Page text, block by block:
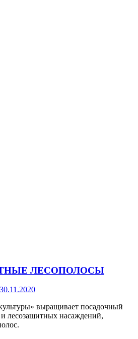
ЛЕСОПОЛОСЫ
30.11.2020
выращивает посадочный
и лесозащитных насаждений,